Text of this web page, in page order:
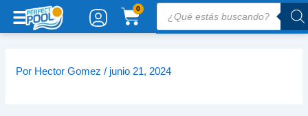
0
CARRITO
productos
Por Hector Gomez/ junio 21, 2024